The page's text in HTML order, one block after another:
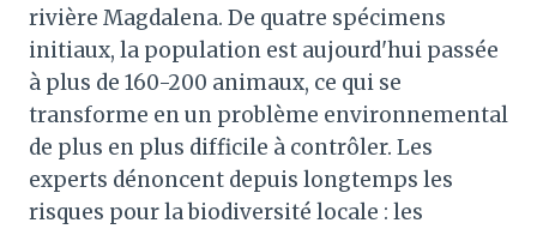
rivière Magdalena. De quatre spécimens
initiaux, la population est aujourd'hui passée
à plus de 160-200 animaux, ce qui se
transforme en un problème environnemental
de plus en plus difficile à contrôler. Les
experts dénoncent depuis longtemps les
risques pour la biodiversité locale : les